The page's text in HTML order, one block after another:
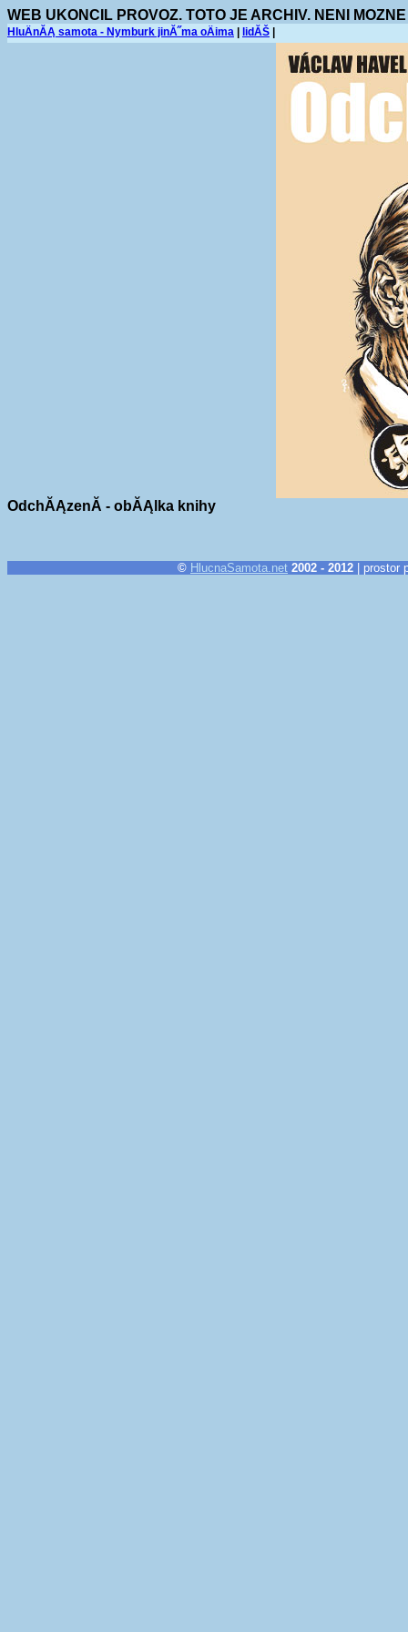
WEB UKONCIL PROVOZ. TOTO JE ARCHIV. NENI
HluÄnĂĄ samota - Nymburk jinĂ˝ma oÄima lidĂŠ
OdchĂĄzenĂ­ - obĂĄlka knihy
© HlucnaSamota.net 2002 - 2012 | prostor